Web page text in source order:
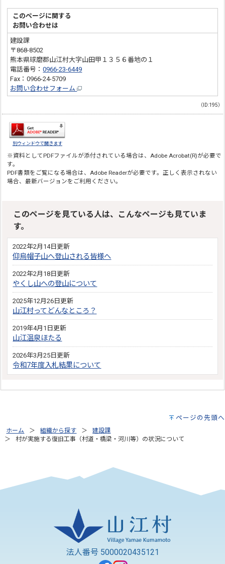
このページに関する
お問い合わせは
建設課
〒868-8502
熊本県球磨郡山江村大字山田甲１３５６番地の１
電話番号：0966-23-6449
Fax：0966-24-5709
お問い合わせフォーム
（ID:195）
別ウィンドウで開きます
※資料としてPDFファイルが添付されている場合は、 Adobe Acrobat(R)が必要で
す。
PDF書類をご覧になる場合は、 Adobe Readerが必要です。正しく表示されない
場合、最新バージョンをご利用ください。
このページを見ている人は、こんなページも見ていま
す。
2022年2月14日更新
仰烏帽子山へ登山される皆様へ
2022年2月18日更新
やくし山への登山について
2025年12月26日更新
山江村ってどんなところ？
2019年4月1日更新
山江温泉ほたる
2026年3月25日更新
令和7年度入札結果について
ページの先頭へ
ホーム 組織から探す
建設課
村が実施する復旧工事（村道・橋梁・河川等）の状況について
法人番号 5000020435121